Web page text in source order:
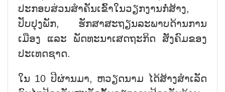
ປະກອບສ່ວນສຳຄັນເຂົ້າໃນວຽກງານກໍ່ສ້າງ,
ປັບປຸງພັກ, ຮັກສາສະຖຽນລະພາບດ້ານການ
ເມືອງ ແລະ ພັດທະນາເສດຖະກິດ ສັງຄົມຂອງ
ປະເທດຊາດ.
ໃນ 10 ປີຜ່ານມາ, ຫວຽດນາມ ໄດ້ສ້າງສຳເລັດ